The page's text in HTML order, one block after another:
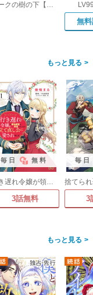
オークの樹の下【単行本版】
無
>
毎日 無料
行き遅れ令嬢が領地経営に奔走していたら立て直し公に愛されました
3話無料
毎日
3
>